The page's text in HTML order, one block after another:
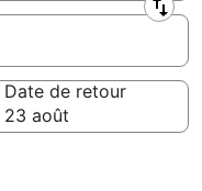
Date de retour
23 août